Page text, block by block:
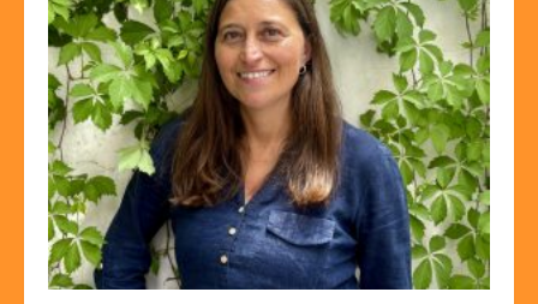
7
Eva María Giner, VIU: «La formación
universitaria no puede dejar de
generar pensamiento crítico”
Subeditora 12 de marzo de 2026
1
David Iacobucci, redvoiss: «Cómo se
usa la IA o la nube es una decisión de
personas, no de máquinas»
Subeditora 30 de julio de 2026